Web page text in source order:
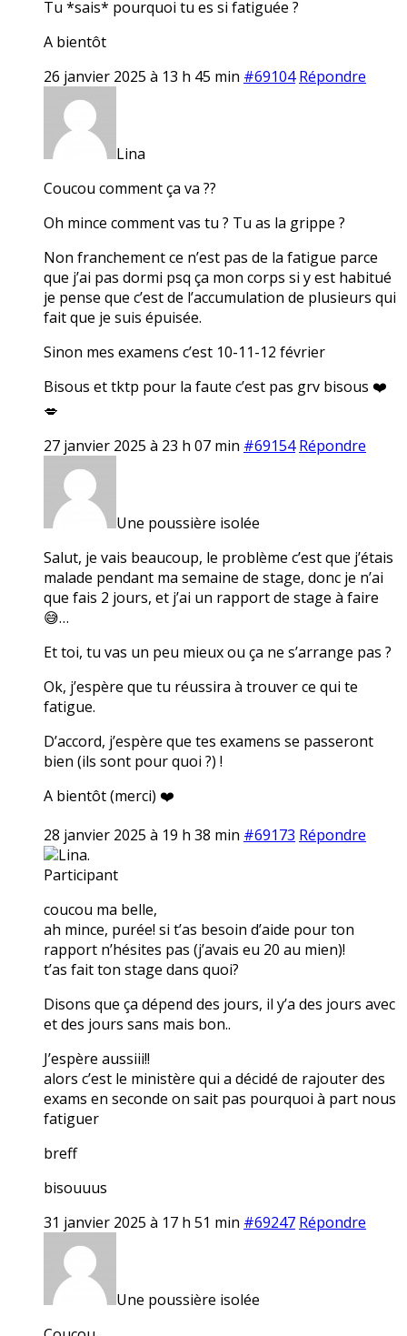
Tu *sais* pourquoi tu es si fatiguée ?
A bientôt
26 janvier 2025 à 13 h 45 min #69104 Répondre
Lina
Coucou comment ça va ??
Oh mince comment vas tu ? Tu as la grippe ?
Non franchement ce n’est pas de la fatigue parce
que j’ai pas dormi psq ça mon corps si y est habitué
je pense que c’est de l’accumulation de plusieurs qui
fait que je suis épuisée.
Sinon mes examens c’est 10-11-12 février
Bisous et tktp pour la faute c’est pas grv bisous ❤️
💋
27 janvier 2025 à 23 h 07 min #69154 Répondre
Une poussière isolée
Salut, je vais beaucoup, le problème c’est que j’étais
malade pendant ma semaine de stage, donc je n’ai
que fais 2 jours, et j’ai un rapport de stage à faire
😅…
Et toi, tu vas un peu mieux ou ça ne s’arrange pas ?
Ok, j’espère que tu réussira à trouver ce qui te
fatigue.
D’accord, j’espère que tes examens se passeront
bien (ils sont pour quoi ?) !
A bientôt (merci) ❤️
28 janvier 2025 à 19 h 38 min #69173 Répondre
Lina.
Participant
coucou ma belle,
ah mince, purée! si t’as besoin d’aide pour ton
rapport n’hésites pas (j’avais eu 20 au mien)!
t’as fait ton stage dans quoi?
Disons que ça dépend des jours, il y’a des jours avec
et des jours sans mais bon..
J’espère aussiii!!
alors c’est le ministère qui a décidé de rajouter des
exams en seconde on sait pas pourquoi à part nous
fatiguer
breff
bisouuus
31 janvier 2025 à 17 h 51 min #69247 Répondre
Une poussière isolée